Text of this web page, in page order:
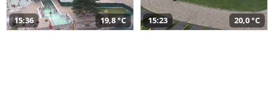
15:36 19,8 °C 15:23 20,0 °C